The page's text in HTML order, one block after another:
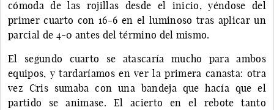
cómoda de las rojillas desde el inicio, yéndose del
primer cuarto con 16-6 en el luminoso tras aplicar un
parcial de 4-0 antes del término del mismo.
El segundo cuarto se atascaría mucho para ambos
equipos, y tardaríamos en ver la primera canasta: otra
vez Cris sumaba con una bandeja que hacía que el
partido se animase. El acierto en el rebote tanto